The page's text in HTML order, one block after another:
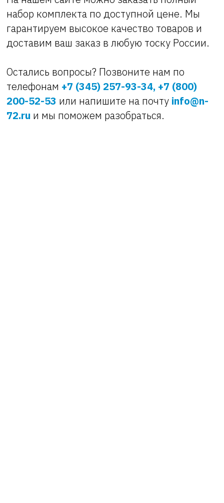
набор комплекта по доступной цене. Мы
гарантируем высокое качество товаров и
доставим ваш заказ в любую тоску России.
Остались вопросы? Позвоните нам по
телефонам +7 (345) 257-93-34, +7 (800)
200-52-53 или напишите на почту info@n-
72.ru и мы поможем разобраться.